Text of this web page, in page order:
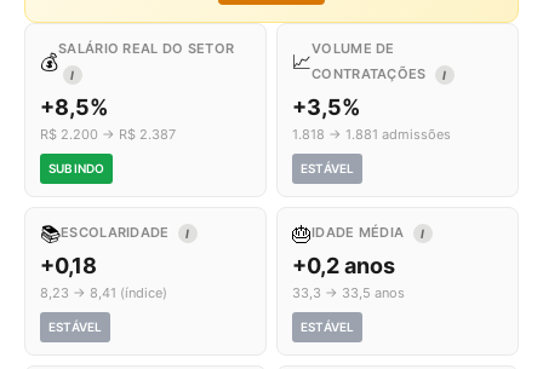
💰
SALÁRIO REAL DO SETOR
I
+8,5%
R$ 2.200 → R$ 2.387
SUBINDO
📈
VOLUME DE
CONTRATAÇÕES
I
+3,5%
1.818 → 1.881 admissões
ESTÁVEL
📚ESCOLARIDADE I
+0,18
8,23 → 8,41 (índice)
ESTÁVEL
🎂IDADE MÉDIA I
+0,2 anos
33,3 → 33,5 anos
ESTÁVEL